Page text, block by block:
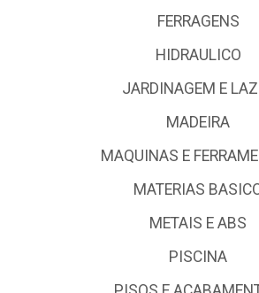
FERRAGENS
HIDRAULICO
JARDINAGEM E
MADEIRA
MAQUINAS E
MATERIAS
METAIS E ABS
PISCINA